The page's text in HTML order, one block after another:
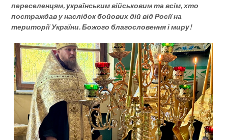
переселенцям, українським військовим та всім, хто
постраждав у наслідок бойових дій від Росії на
території України. Божого благословення і миру!